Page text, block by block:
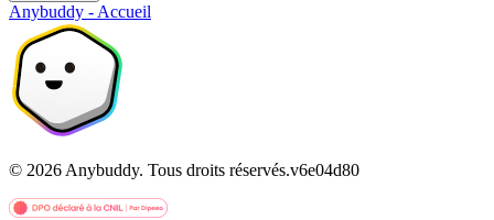
Anybuddy - Accueil
© 2026 Anybuddy. Tous droits réservés.v6e04d80